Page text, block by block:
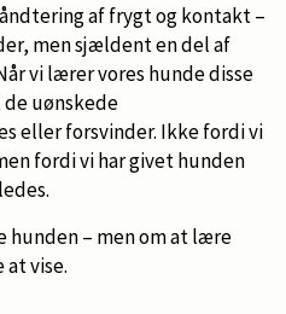
af frygt og kontakt –
men sjældent en del af
vi lærer vores hunde disse
uønskede
eller forsvinder. Ikke fordi vi
fordi vi har givet hunden
hunden – men om at lære
vise.